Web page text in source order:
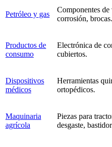
Petróleo y gas
Componentes de
corrosión, brocas.
Productos de
consumo
Electrónica de
cubiertos.
Dispositivos
médicos
Herramientas
ortopédicos.
Maquinaria
agrícola
Piezas para
desgaste,